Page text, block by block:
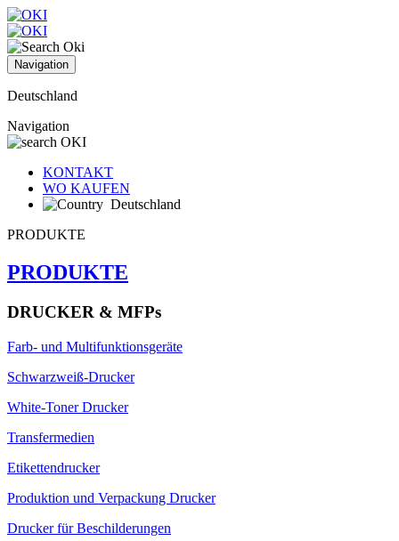
Navigation
Deutschland
Navigation
KONTAKT
WO KAUFEN
Deutschland
PRODUKTE
PRODUKTE
DRUCKER & MFPs
Farb- und Multifunktionsgeräte
Schwarzweiß-Drucker
White-Toner Drucker
Transfermedien
Etikettendrucker
Produktion und Verpackung Drucker
Drucker für Beschilderungen